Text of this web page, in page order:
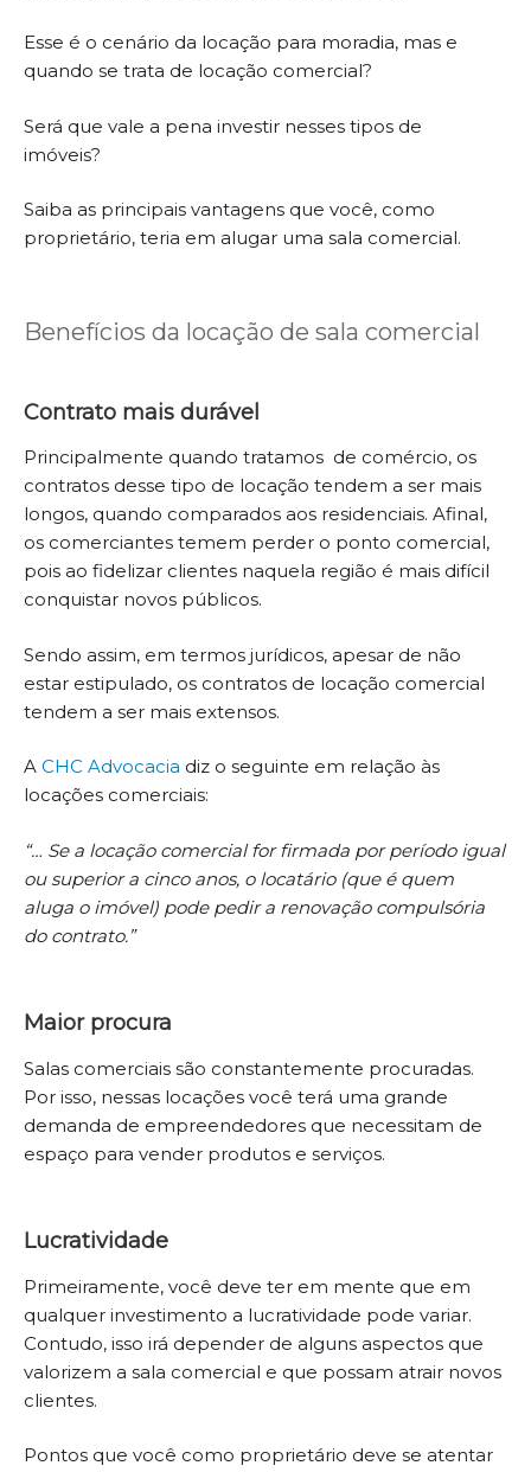
Esse é o cenário da locação para moradia, mas e
quando se trata de locação comercial?
Será que vale a pena investir nesses tipos de
imóveis?
Saiba as principais vantagens que você, como
proprietário, teria em alugar uma sala comercial.
Benefícios da locação de sala comercial
Contrato mais durável
Principalmente quando tratamos de comércio, os
contratos desse tipo de locação tendem a ser mais
longos, quando comparados aos residenciais. Afinal,
os comerciantes temem perder o ponto comercial,
pois ao fidelizar clientes naquela região é mais difícil
conquistar novos públicos.
Sendo assim, em termos jurídicos, apesar de não
estar estipulado, os contratos de locação comercial
tendem a ser mais extensos.
A CHC Advocacia diz o seguinte em relação às
locações comerciais:
“… Se a locação comercial for firmada por período igual
ou superior a cinco anos, o locatário (que é quem
aluga o imóvel) pode pedir a renovação compulsória
do contrato.”
Maior procura
Salas comerciais são constantemente procuradas.
Por isso, nessas locações você terá uma grande
demanda de empreendedores que necessitam de
espaço para vender produtos e serviços.
Lucratividade
Primeiramente, você deve ter em mente que em
qualquer investimento a lucratividade pode variar.
Contudo, isso irá depender de alguns aspectos que
valorizem a sala comercial e que possam atrair novos
clientes.
Pontos que você como proprietário deve se atentar